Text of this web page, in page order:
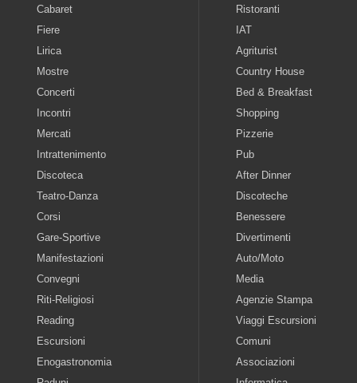
Cabaret
Fiere
Lirica
Mostre
Concerti
Incontri
Mercati
Intrattenimento
Discoteca
Teatro-Danza
Corsi
Gare-Sportive
Manifestazioni
Convegni
Riti-Religiosi
Reading
Escursioni
Enogastronomia
Ristoranti
IAT
Agriturist
Country House
Bed & Breakfast
Shopping
Pizzerie
Pub
After Dinner
Discoteche
Benessere
Divertimenti
Auto/Moto
Media
Agenzie Stampa
Viaggi Escursioni
Comuni
Associazioni